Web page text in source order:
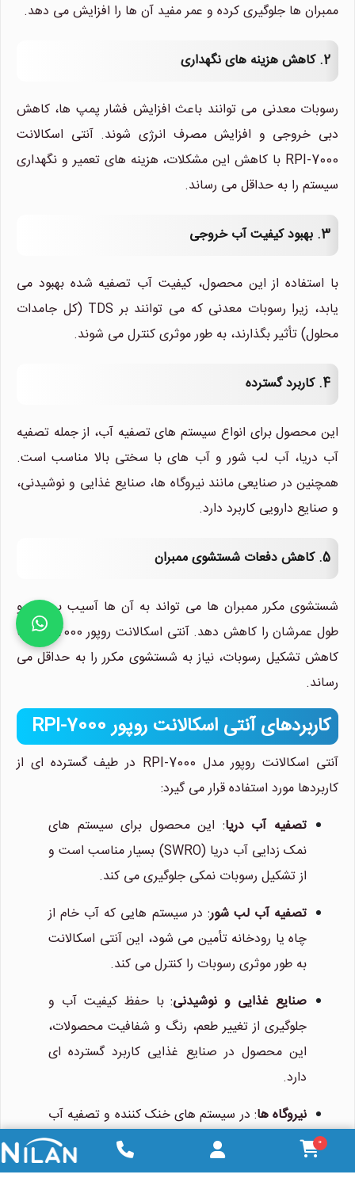
ممبران ها جلوگیری کرده و عمر مفید آن ها را افزایش می دهد.
2. کاهش هزینه های نگهداری
رسوبات معدنی می توانند باعث افزایش فشار پمپ ها، کاهش
دبی خروجی و افزایش مصرف انرژی شوند. آنتی اسکالانت
RPI-7000 با کاهش این مشکلات، هزینه های تعمیر و نگهداری
سیستم را به حداقل می رساند.
3. بهبود کیفیت آب خروجی
با استفاده از این محصول، کیفیت آب تصفیه شده بهبود می
یابد، زیرا رسوبات معدنی که می توانند بر TDS (کل جامدات
محلول) تأثیر بگذارند، به طور موثری کنترل می شوند.
4. کاربرد گسترده
این محصول برای انواع سیستم های تصفیه آب، از جمله تصفیه
آب دریا، آب لب شور و آب های با سختی بالا مناسب است.
همچنین در صنایعی مانند نیروگاه ها، صنایع غذایی و نوشیدنی،
و صنایع دارویی کاربرد دارد.
5. کاهش دفعات شستشوی ممبران
شستشوی مکرر ممبران ها می تواند به آن ها آسیب برساند و
طول عمرشان را کاهش دهد. آنتی اسکالانت روپور RPI-7000 با
کاهش تشکیل رسوبات، نیاز به شستشوی مکرر را به حداقل می
رساند.
کاربردهای آنتی اسکالانت روپور RPI-7000
آنتی اسکالانت روپور مدل RPI-7000 در طیف گسترده ای از
کاربردها مورد استفاده قرار می گیرد:
تصفیه آب دریا: این محصول برای سیستم های
نمک زدایی آب دریا (SWRO) بسیار مناسب است و
از تشکیل رسوبات نمکی جلوگیری می کند.
تصفیه آب لب شور: در سیستم هایی که آب خام از
چاه یا رودخانه تأمین می شود، این آنتی اسکالانت
به طور موثری رسوبات را کنترل می کند.
صنایع غذایی و نوشیدنی: با حفظ کیفیت آب و
جلوگیری از تغییر طعم، رنگ و شفافیت محصولات،
این محصول در صنایع غذایی کاربرد گسترده ای
دارد.
نیروگاه ها: در سیستم های خنک کننده و تصفیه آب
نیروگاه ها، این آنتی اسکالانت از رسوب گذاری در
0